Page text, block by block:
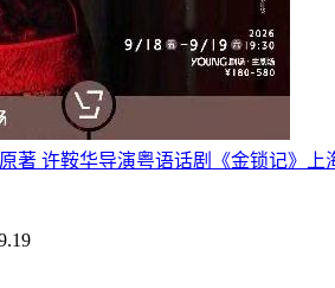
著 许鞍华导演粤语话剧《金锁记》上